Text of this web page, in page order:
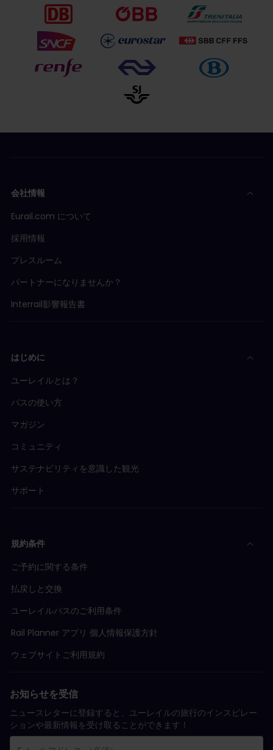
会社情報
Eurail.com について
採用情報
プレスルーム
パートナーになりませんか？
Interrail影響報告書
はじめに
ユーレイルとは？
パスの使い方
マガジン
コミュニティ
サステナビリティを意識した観光
サポート
規約条件
ご予約に関する条件
払戻しと交換
ユーレイルパスのご利用条件
Rail Planner アプリ 個人情報保護方針
ウェブサイトご利用規約
お知らせを受信
ニュースレターに登録すると、ユーレイルの旅行のインスピレー
ションや最新情報を受け取ることができます！